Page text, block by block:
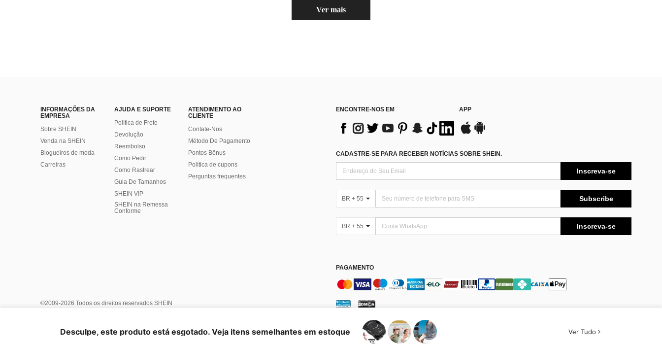
Ver mais
INFORMAÇÕES DA
EMPRESA
Sobre SHEIN
Venda na SHEIN
Blogueiros de moda
Carreiras
AJUDA E SUPORTE
Política de Frete
Devolução
Reembolso
Como Pedir
Como Rastrear
Guia De Tamanhos
SHEIN VIP
SHEIN na Remessa
Conforme
ATENDIMENTO AO
CLIENTE
Contate-Nos
Método De Pagamento
Pontos Bônus
Política de cupons
Perguntas frequentes
ENCONTRE-NOS EM APP
CADASTRE-SE PARA RECEBER NOTÍCIAS SOBRE SHEIN.
Inscreva-se
BR + 55 Subscribe
BR + 55 Inscreva-se
PAGAMENTO
©2009-2026 Todos os direitos reservados SHEIN
Informações da Empresa
Escolha do anúncio United States
Desculpe, este produto está esgotado. Veja itens semelhantes em estoque Ver Tudo